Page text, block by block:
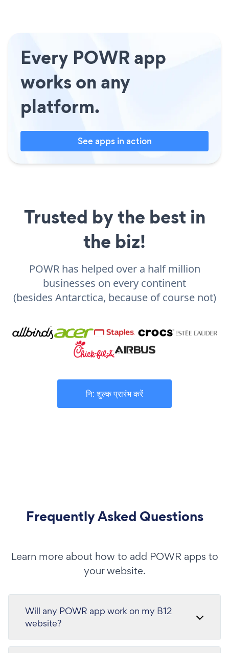
Every POWR app
works on any
platform.
See apps in action
Trusted by the best in
the biz!
POWR has helped over a half million
businesses on every continent
(besides Antarctica, because of course not)
नि: शुल्क प्रारंभ करें
Frequently Asked Questions
Learn more about how to add POWR apps to
your website.
Will any POWR app work on my B12
website?